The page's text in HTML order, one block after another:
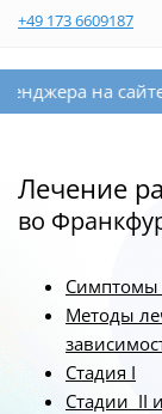
+49 173 6609187
сайте
Лечение
во
Симптомы
Методы
Стадия I
Стадии II